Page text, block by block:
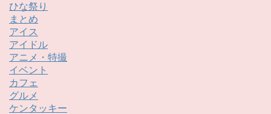
ひな祭り
まとめ
アイス
アイドル
アニメ・特撮
イベント
カフェ
グルメ
ケンタッキー